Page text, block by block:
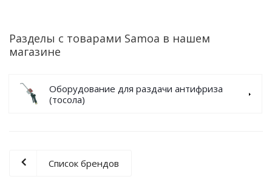
Разделы с товарами Samoa в нашем
магазине
Оборудование для раздачи антифриза
(тосола)
Список брендов